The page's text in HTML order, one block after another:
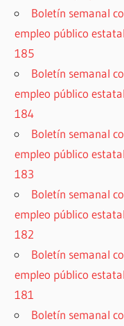
Boletín semanal
empleo público
185
Boletín semanal
empleo público
184
Boletín semanal
empleo público
183
Boletín semanal
empleo público
182
Boletín semanal
empleo público
181
Boletín semanal